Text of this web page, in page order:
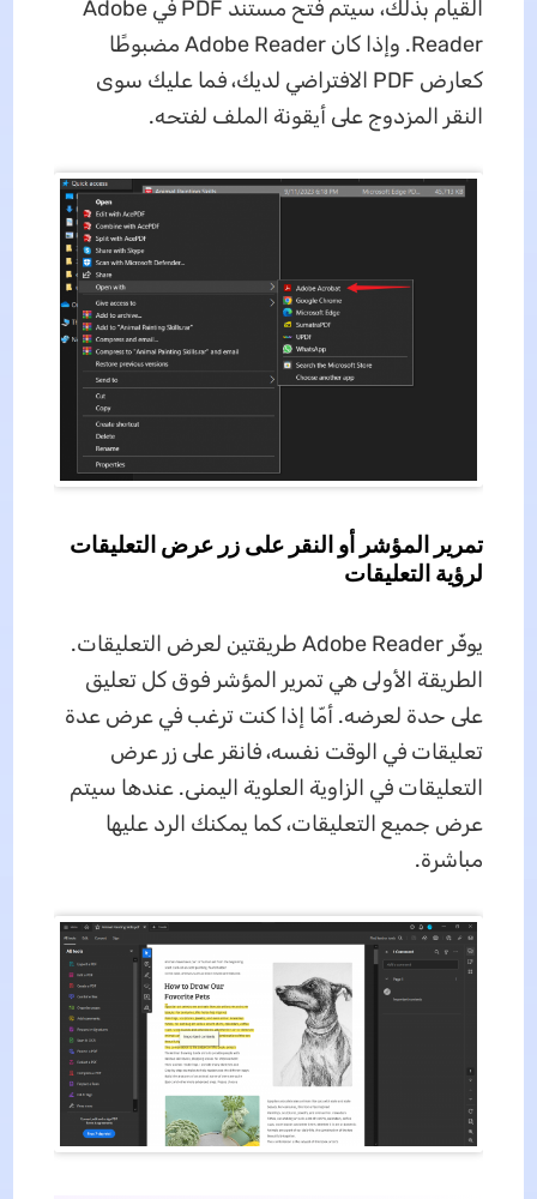
القيام بذلك، سيتم فتح مستند PDF في Adobe
Reader. وإذا كان Adobe Reader مضبوطًا
كعارض PDF الافتراضي لديك، فما عليك سوى
النقر المزدوج على أيقونة الملف لفتحه.
تمرير المؤشر أو النقر على زر عرض التعليقات
لرؤية التعليقات
يوفّر Adobe Reader طريقتين لعرض التعليقات.
الطريقة الأولى هي تمرير المؤشر فوق كل تعليق
على حدة لعرضه. أمّا إذا كنت ترغب في عرض عدة
تعليقات في الوقت نفسه، فانقر على زر عرض
التعليقات في الزاوية العلوية اليمنى. عندها سيتم
عرض جميع التعليقات، كما يمكنك الرد عليها
مباشرة.